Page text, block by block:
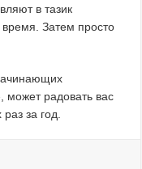
в тазик
Затем просто
может радовать вас
за год.